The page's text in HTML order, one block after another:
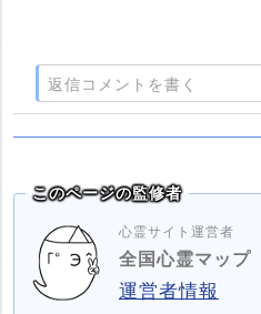
返信コメントを書く
このページの監修者
心霊サイト運営者
全国心霊マップ
運営者情報